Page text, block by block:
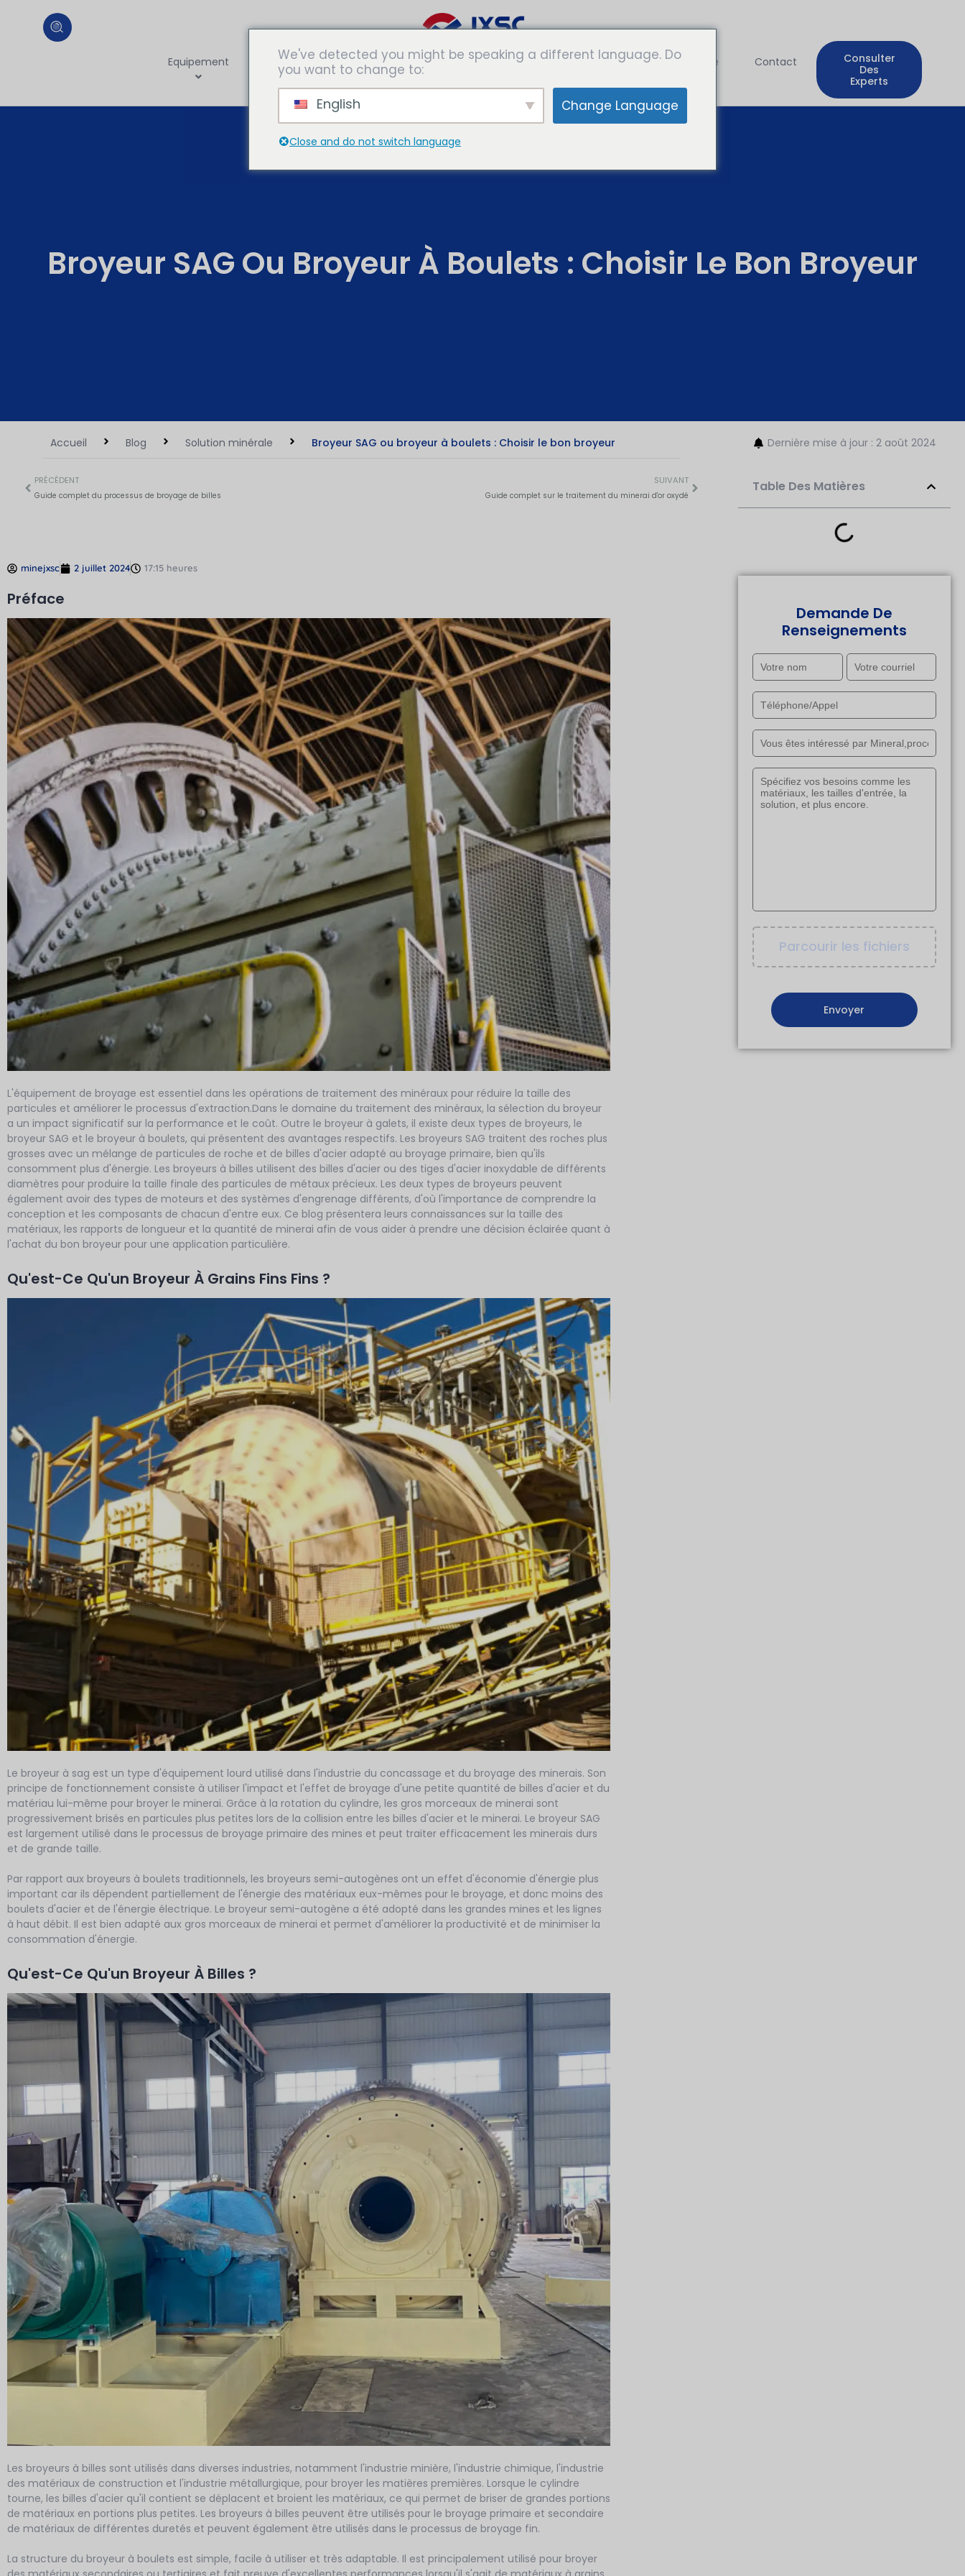
Equipement
Usines de
transformation
Solutions Expertises
Les
Entreprise Contact
Consulter
Des
Experts
Broyeur SAG Ou Broyeur À Boulets : Choisir Le Bon Broyeur
Accueil Blog Solution minérale Broyeur SAG ou broyeur à boulets : Choisir le bon broyeur
PRÉCÉDENT
Guide complet du processus de broyage de billes
SUIVANT
Guide complet sur le traitement du minerai d'or oxydé
minejxsc 2 juillet 2024 17:15 heures
Préface
L'équipement de broyage est essentiel dans les opérations de traitement des minéraux pour réduire la taille des
particules et améliorer le processus d'extraction.Dans le domaine du traitement des minéraux, la sélection du broyeur
a un impact significatif sur la performance et le coût. Outre le broyeur à galets, il existe deux types de broyeurs, le
broyeur SAG et le broyeur à boulets, qui présentent des avantages respectifs. Les broyeurs SAG traitent des roches plus
grosses avec un mélange de particules de roche et de billes d'acier adapté au broyage primaire, bien qu'ils
consomment plus d'énergie. Les broyeurs à billes utilisent des billes d'acier ou des tiges d'acier inoxydable de différents
diamètres pour produire la taille finale des particules de métaux précieux. Les deux types de broyeurs peuvent
également avoir des types de moteurs et des systèmes d'engrenage différents, d'où l'importance de comprendre la
conception et les composants de chacun d'entre eux. Ce blog présentera leurs connaissances sur la taille des
matériaux, les rapports de longueur et la quantité de minerai afin de vous aider à prendre une décision éclairée quant à
l'achat du bon broyeur pour une application particulière.
Qu'est-Ce Qu'un Broyeur À Grains Fins Fins ?
Le broyeur à sag est un type d'équipement lourd utilisé dans l'industrie du concassage et du broyage des minerais. Son
principe de fonctionnement consiste à utiliser l'impact et l'effet de broyage d'une petite quantité de billes d'acier et du
matériau lui-même pour broyer le minerai. Grâce à la rotation du cylindre, les gros morceaux de minerai sont
progressivement brisés en particules plus petites lors de la collision entre les billes d'acier et le minerai. Le broyeur SAG
est largement utilisé dans le processus de broyage primaire des mines et peut traiter efficacement les minerais durs
et de grande taille.
Par rapport aux broyeurs à boulets traditionnels, les broyeurs semi-autogènes ont un effet d'économie d'énergie plus
important car ils dépendent partiellement de l'énergie des matériaux eux-mêmes pour le broyage, et donc moins des
boulets d'acier et de l'énergie électrique. Le broyeur semi-autogène a été adopté dans les grandes mines et les lignes
à haut débit. Il est bien adapté aux gros morceaux de minerai et permet d'améliorer la productivité et de minimiser la
consommation d'énergie.
Qu'est-Ce Qu'un Broyeur À Billes ?
Les broyeurs à billes sont utilisés dans diverses industries, notamment l'industrie minière, l'industrie chimique, l'industrie
des matériaux de construction et l'industrie métallurgique, pour broyer les matières premières. Lorsque le cylindre
tourne, les billes d'acier qu'il contient se déplacent et broient les matériaux, ce qui permet de briser de grandes portions
de matériaux en portions plus petites. Les broyeurs à billes peuvent être utilisés pour le broyage primaire et secondaire
de matériaux de différentes duretés et peuvent également être utilisés dans le processus de broyage fin.
La structure du broyeur à boulets est simple, facile à utiliser et très adaptable. Il est principalement utilisé pour broyer
Dernière mise à jour : 2 août 2024
Table Des Matières
Demande De
Renseignements
Parcourir les fichiers
We've detected you might be speaking a different language. Do
you want to change to:
English Change Language
Close and do not switch language